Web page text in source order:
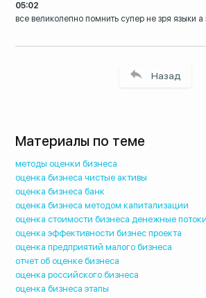
05:02
все великолепно помнить супер не зря языки
Назад
Материалы по теме
методы оценки бизнеса
оценка бизнеса чистые активы
оценка бизнеса банк
оценка бизнеса методом капитализации
оценка стоимости бизнеса денежные потоки
оценка эффективности бизнес проекта
оценка предприятий малого бизнеса
отчет об оценке бизнеса
оценка российского бизнеса
оценка бизнеса этапы